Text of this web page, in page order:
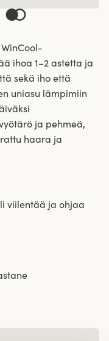
ihoa 1–2 astetta ja
sekä iho että
uniasu lämpimiin
ja pehmeä,
haara ja
viilentää ja ohjaa